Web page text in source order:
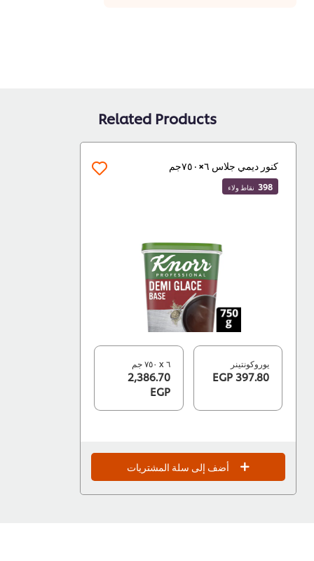
Related Products
كنور ديمي جلاس ٦×٧٥٠جم
398 نقاط ولاء
يوروكونتينر
397.80 EGP
2,386.70
EGP
أضف إلى سلة المشتريات